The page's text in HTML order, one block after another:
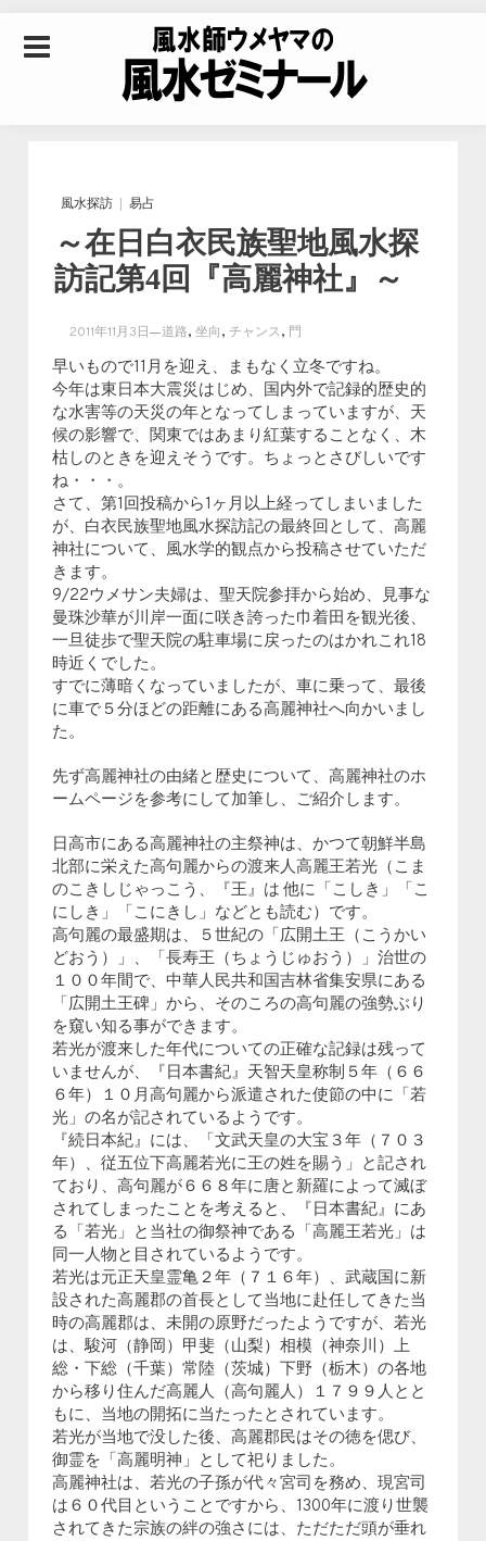
水ゼミナール｜風水
学・四柱推命学・易
学を合わせた立命講
座
風水探訪 易占
～在日白衣民族聖地風水探
訪記第4回『高麗神社』～
2011年11月3日 道路,坐向,チャンス, 門
早いもので11月を迎え、まもなく立冬ですね。
今年は東日本大震災はじめ、国内外で記録的歴史的
な水害等の天災の年となってしまっていますが、天
候の影響で、関東ではあまり紅葉することなく、木
枯しのときを迎えそうです。ちょっとさびしいです
ね・・・。
さて、第1回投稿から1ヶ月以上経ってしまいました
が、白衣民族聖地風水探訪記の最終回として、高麗
神社について、風水学的観点から投稿させていただ
きます。
9/22ウメサン夫婦は、聖天院参拝から始め、見事な
曼珠沙華が川岸一面に咲き誇った巾着田を観光後、
一旦徒歩で聖天院の駐車場に戻ったのはかれこれ18
時近くでした。
すでに薄暗くなっていましたが、車に乗って、最後
に車で５分ほどの距離にある高麗神社へ向かいまし
た。
先ず高麗神社の由緒と歴史について、高麗神社のホ
ームページを参考にして加筆し、ご紹介します。
日高市にある高麗神社の主祭神は、かつて朝鮮半島
北部に栄えた高句麗からの渡来人高麗王若光（こま
のこきしじゃっこう、『王』は 他に「こしき」「こ
にしき」「こにきし」などとも読む）です。
高句麗の最盛期は、５世紀の「広開土王（こうかい
どおう）」、「長寿王（ちょうじゅおう）」治世の
１００年間で、中華人民共和国吉林省集安県にある
「広開土王碑」から、そのころの高句麗の強勢ぶり
を窺い知る事ができます。
若光が渡来した年代についての正確な記録は残って
いませんが、『日本書紀』天智天皇称制５年（６６
６年）１０月高句麗から派遣された使節の中に「若
光」の名が記されているようです。
『続日本紀』には、「文武天皇の大宝３年（７０３
年）、従五位下高麗若光に王の姓を賜う」と記され
ており、高句麗が６６８年に唐と新羅によって滅ぼ
されてしまったことを考えると、『日本書紀』にあ
る「若光」と当社の御祭神である「高麗王若光」は
同一人物と目されているようです。
若光は元正天皇霊亀２年（７１６年）、武蔵国に新
設された高麗郡の首長として当地に赴任してきた当
時の高麗郡は、未開の原野だったようですが、若光
は、駿河（静岡）甲斐（山梨）相模（神奈川）上
総・下総（千葉）常陸（茨城）下野（栃木）の各地
から移り住んだ高麗人（高句麗人）１７９９人とと
もに、当地の開拓に当たったとされています。
若光が当地で没した後、高麗郡民はその徳を偲び、
御霊を「高麗明神」として祀りました。
高麗神社は、若光の子孫が代々宮司を務め、現宮司
は６０代目ということですから、1300年に渡り世襲
されてきた宗族の絆の強さには、ただただ頭が垂れ